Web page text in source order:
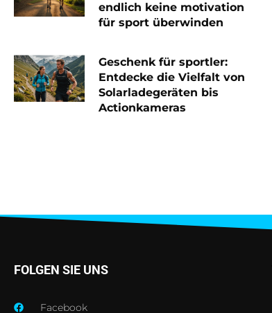
endlich keine motivation
für sport überwinden
Geschenk für sportler:
Entdecke die Vielfalt von
Solarladegeräten bis
Actionkameras
FOLGEN SIE UNS
Facebook